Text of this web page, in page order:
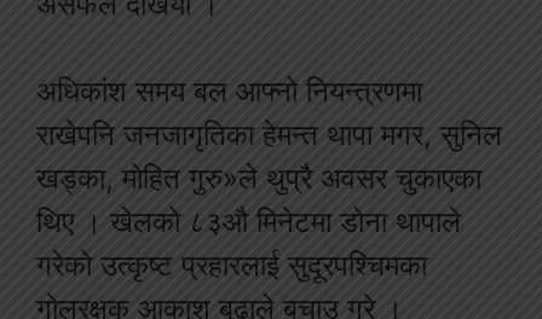
अधिकांश समय बल आफ्नो नियन्त्रणमा
राखेपनि जनजागृतिका हेमन्त थापा मगर, सुनिल
खड्का, मोहित गुरु»ले थुप्रै अवसर चुकाएका
थिए । खेलको ८३औ मिनेटमा डोना थापाले
गरेको उत्कृष्ट प्रहारलाई सुदूरपश्चिमका
गोलरक्षक आकाश बुढाले बचाउ गरे ।